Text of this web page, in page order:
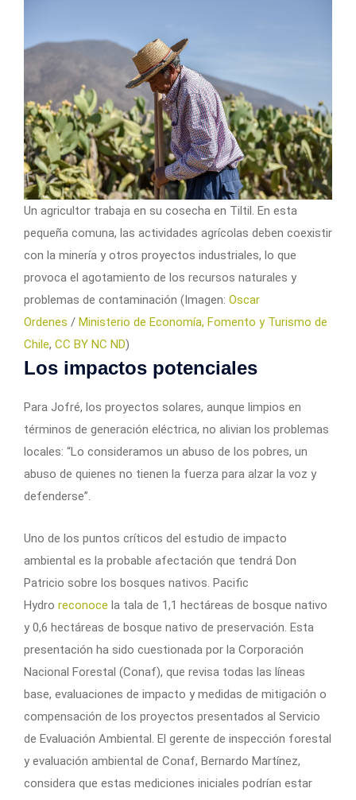
Un agricultor trabaja en su cosecha en Tiltil. En esta
pequeña comuna, las actividades agrícolas deben coexistir
con la minería y otros proyectos industriales, lo que
provoca el agotamiento de los recursos naturales y
problemas de contaminación (Imagen: Oscar
Ordenes / Ministerio de Economía, Fomento y Turismo de
Chile, CC BY NC ND)
Los impactos potenciales
Para Jofré, los proyectos solares, aunque limpios en
términos de generación eléctrica, no alivian los problemas
locales: “Lo consideramos un abuso de los pobres, un
abuso de quienes no tienen la fuerza para alzar la voz y
defenderse”.
Uno de los puntos críticos del estudio de impacto
ambiental es la probable afectación que tendrá Don
Patricio sobre los bosques nativos. Pacific
Hydro reconoce la tala de 1,1 hectáreas de bosque nativo
y 0,6 hectáreas de bosque nativo de preservación. Esta
presentación ha sido cuestionada por la Corporación
Nacional Forestal (Conaf), que revisa todas las líneas
base, evaluaciones de impacto y medidas de mitigación o
compensación de los proyectos presentados al Servicio
de Evaluación Ambiental. El gerente de inspección forestal
y evaluación ambiental de Conaf, Bernardo Martínez,
considera que estas mediciones iniciales podrían estar